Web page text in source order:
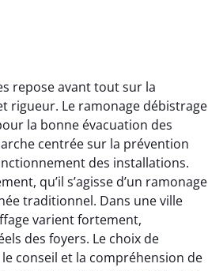
repose avant tout sur la
rigueur. Le ramonage débistrage
la bonne évacuation des
centrée sur la prévention
des installations.
qu’il s’agisse d’un ramonage
traditionnel. Dans une ville
varient fortement,
des foyers. Le choix de
conseil et la compréhension de